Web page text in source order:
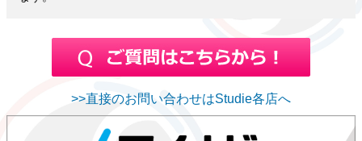
>>直接のお問い合わせはStudie各店へ